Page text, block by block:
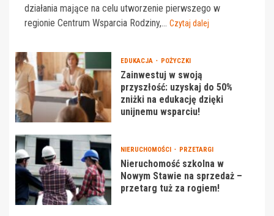
działania mające na celu utworzenie pierwszego w
regionie Centrum Wsparcia Rodziny,... Czytaj dalej
EDUKACJA POŻYCZKI
Zainwestuj w swoją
przyszłość: uzyskaj do 50%
zniżki na edukację dzięki
unijnemu wsparciu!
NIERUCHOMOŚCI PRZETARGI
Nieruchomość szkolna w
Nowym Stawie na sprzedaż –
przetarg tuż za rogiem!